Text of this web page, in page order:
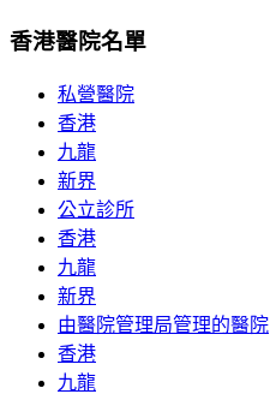
香港醫院名單
私營醫院
香港
九龍
新界
公立診所
香港
九龍
新界
由醫院管理局管理的醫院
香港
九龍